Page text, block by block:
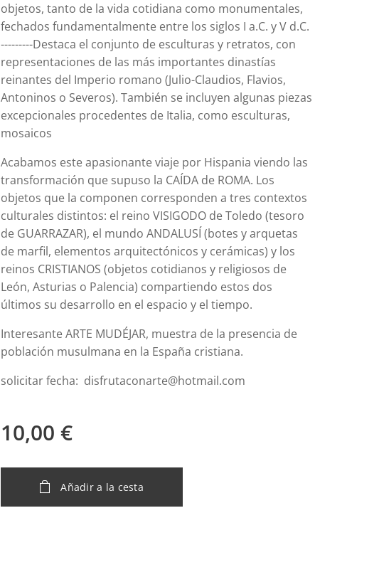
objetos, tanto de la vida cotidiana como monumentales,
fechados fundamentalmente entre los siglos I a.C. y V d.C.
---------Destaca el conjunto de esculturas y retratos, con
representaciones de las más importantes dinastías
reinantes del Imperio romano (Julio-Claudios, Flavios,
Antoninos o Severos). También se incluyen algunas piezas
excepcionales procedentes de Italia, como esculturas,
mosaicos
Acabamos este apasionante viaje por Hispania viendo las
transformación que supuso la CAÍDA de ROMA. Los
objetos que la componen corresponden a tres contextos
culturales distintos: el reino VISIGODO de Toledo (tesoro
de GUARRAZAR), el mundo ANDALUSÍ (botes y arquetas
de marfil, elementos arquitectónicos y cerámicas) y los
reinos CRISTIANOS (objetos cotidianos y religiosos de
León, Asturias o Palencia) compartiendo estos dos
últimos su desarrollo en el espacio y el tiempo.
Interesante ARTE MUDÉJAR, muestra de la presencia de
población musulmana en la España cristiana.
solicitar fecha: disfrutaconarte@hotmail.com
10,00 €
Añadir a la cesta